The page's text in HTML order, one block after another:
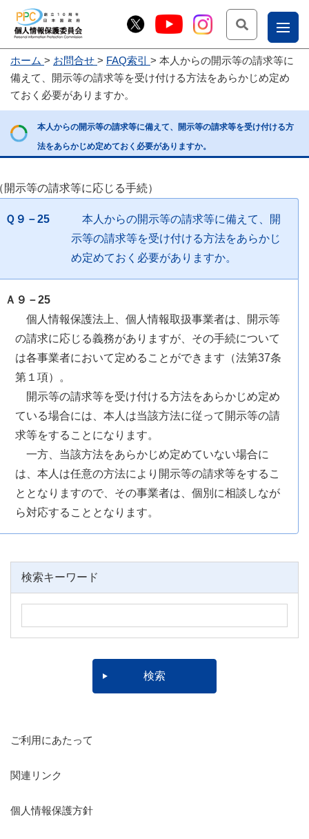
問
合
せ
こー
ー部
ホーム お問合せ FAQ索引
本人からの開示等の請求等に
備えて、開示等の請求等を受け付ける方法をあらかじめ定め
ておく必要がありますか。
本人からの開示等の請求等に備えて、開示等の請求等を受け付ける方
法をあらかじめ定めておく必要がありますか。
開示等の請求等に応じる手続）
Ｑ９－25
本人からの開示等の請求等に備えて、開
示等の請求等を受け付ける方法をあらかじ
め定めておく必要がありますか。
Ａ９－25
個人情報保護法上、個人情報取扱事業者は、開示等
の請求に応じる義務がありますが、その手続について
は各事業者において定めることができます（法第37条
第１項）。
開示等の請求等を受け付ける方法をあらかじめ定め
ている場合には、本人は当該方法に従って開示等の請
求等をすることになります。
一方、当該方法をあらかじめ定めていない場合に
は、本人は任意の方法により開示等の請求等をするこ
ととなりますので、その事業者は、個別に相談しなが
ら対応することとなります。
検索キーワード
ご利用にあたって
関連リンク
個人情報保護方針